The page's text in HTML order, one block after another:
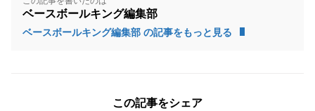
ベースボールキング編集部
ベースボールキング編集部 の記事をもっと見る
この記事をシェア